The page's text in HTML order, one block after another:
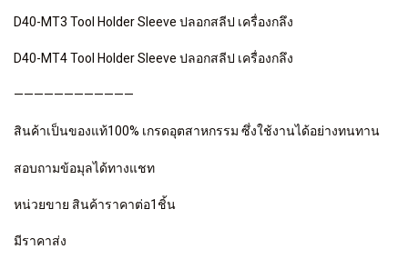
D40-MT3 Tool Holder Sleeve ปลอกสลีป เครื่องกลึง
D40-MT4 Tool Holder Sleeve ปลอกสลีป เครื่องกลึง
————————————
สินค้าเป็นของแท้100% เกรดอุตสาหกรรม ซึ่งใช้งานได้อย่างทนทาน
สอบถามข้อมุลได้ทางแชท
หน่วยขาย สินค้าราคาต่อ1ชิ้น
มีราคาส่ง